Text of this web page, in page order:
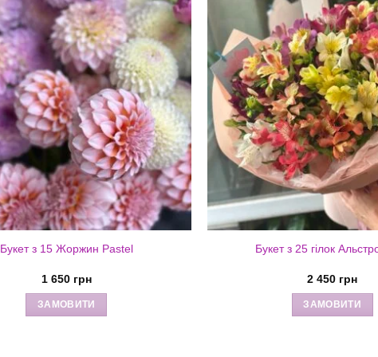
Букет з 15 Жоржин Pastel
1 650 грн
ЗАМОВИТИ
Букет з 25 гілок
2 450 грн
ЗАМОВИТИ